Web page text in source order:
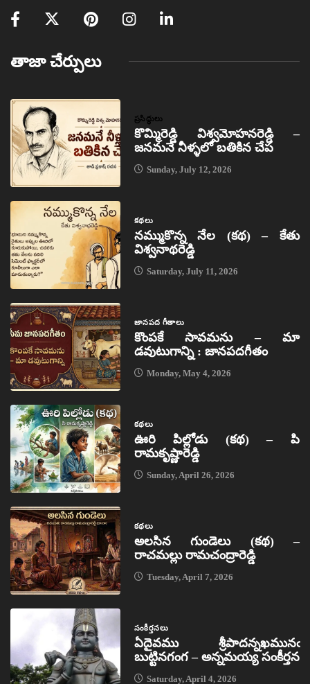
తాజా చేర్పులు
ప్రసిద్ధులు
కొమ్మిరెడ్డి విశ్వమోహనరెడ్డి –
జనమనే నీళ్ళలో బతికిన చేప
Sunday, July 12, 2026
కథలు
నమ్ముకొన్న నేల (కథ) – కేతు
విశ్వనాథరెడ్డి
Saturday, July 11, 2026
జానపద గీతాలు
కొంపకే సావమను – మా
డవుటుగాన్ని : జానపదగీతం
Monday, May 4, 2026
కథలు
ఊరి పిల్లోడు (కథ) – పి
రామకృష్ణారెడ్డి
Sunday, April 26, 2026
కథలు
అలసిన గుండెలు (కథ) –
రాచమల్లు రామచంద్రారెడ్డి
Tuesday, April 7, 2026
సంకీర్తనలు
ఏదైవము శ్రీపాదన్నఖమునఁ
బుట్టినగంగ – అన్నమయ్య సంకీర్తన
Saturday, April 4, 2026